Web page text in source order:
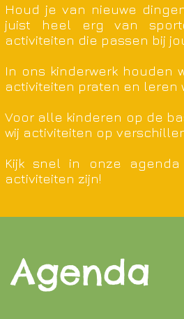
Houd je van nieuwe
juist heel erg van
activiteiten die passen bij
In ons kinderwerk houden
activiteiten praten en leren
Voor alle kinderen op de
wij activiteiten op
Kijk snel in onze
activiteiten zijn!
Agenda